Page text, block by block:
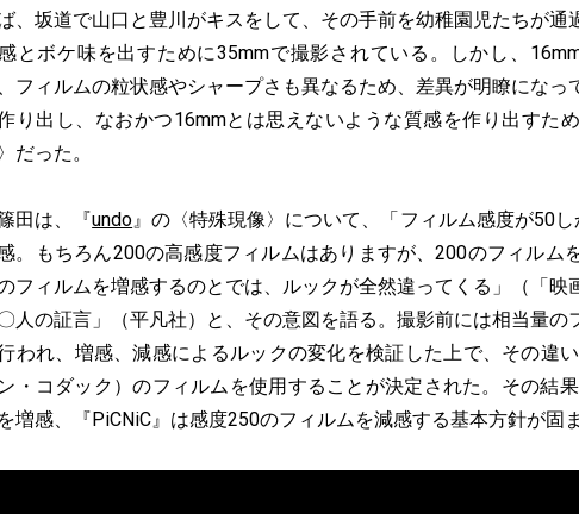
、坂道で山口と豊川がキスをして、その手前を幼稚園児たちが通
とボケ味を出すために35mmで撮影されている。しかし、
フィルムの粒状感やシャープさも異なるため、差異が明瞭になっ
り出し、なおかつ16mmとは思えないような質感を作り出すた
だった。
田は、『undo』の〈特殊現像〉について、「フィルム感度が50
。もちろん200の高感度フィルムはありますが、200のフィルム
フィルムを増感するのとでは、ルックが全然違ってくる」（「
人の証言」（平凡社）と、その意図を語る。撮影前には相当量
われ、増感、減感によるルックの変化を検証した上で、その違
・コダック）のフィルムを使用することが決定された。その結
増感、『PiCNiC』は感度250のフィルムを減感する基本方針が固ま